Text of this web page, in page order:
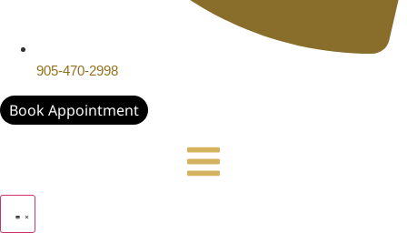
905-470-2998
Book Appointment